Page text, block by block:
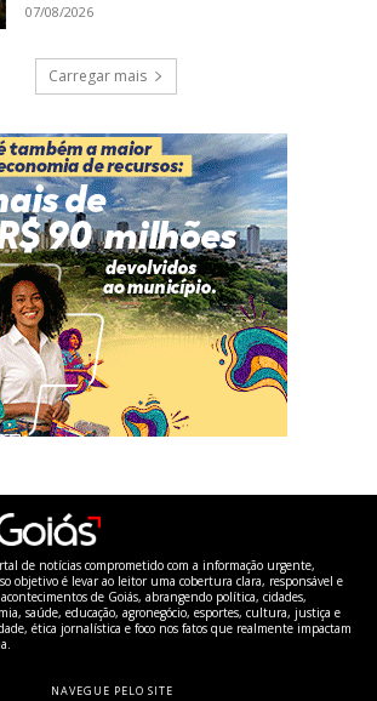
07/08/2026
Carregar mais
de notícias comprometido com a informação urgente,
objetivo é levar ao leitor uma cobertura clara, responsável e
de Goiás, abrangendo política, cidades,
saúde, educação, agronegócio, esportes, cultura, justiça e
ética jornalística e foco nos fatos que realmente impactam
NAVEGUE PELO SITE